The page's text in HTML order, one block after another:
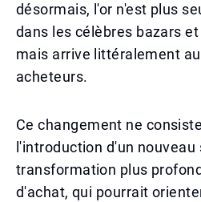
désormais, l'or n'est plus
dans les célèbres bazars
mais arrive littéralement
acheteurs.
Ce changement ne
l'introduction d'un nouveau
transformation plus
d'achat, qui pourrait